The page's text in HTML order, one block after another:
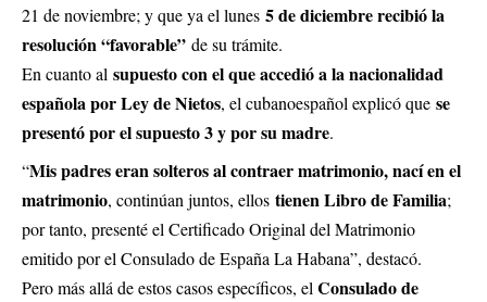
21 de noviembre; y que ya el lunes 5 de diciembre recibió la
resolución “favorable” de su trámite.
En cuanto al supuesto con el que accedió a la nacionalidad
española por Ley de Nietos, el cubanoespañol explicó que se
presentó por el supuesto 3 y por su madre.
“Mis padres eran solteros al contraer matrimonio, nací en el
matrimonio, continúan juntos, ellos tienen Libro de Familia;
por tanto, presenté el Certificado Original del Matrimonio
emitido por el Consulado de España La Habana”, destacó.
Pero más allá de estos casos específicos, el Consulado de